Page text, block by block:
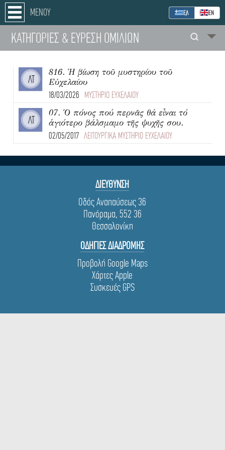
ΜΕΝΟΥ ΕΛ ΕΝ
ΚΑΤΗΓΟΡΙΕΣ & ΕΥΡΕΣΗ ΟΜΙΛΙΩΝ
ΛΤ
816. Ἡ βίωση τοῦ μυστηρίου τοῦ
Εὐχελαίου
18/03/2026
ΜΥΣΤΗΡΙΟ ΕΥΧΕΛΑΙΟΥ
ΛΤ
07. Ὁ πόνος πού περνᾶς θά εἶναι τό
ἁγιότερο βάλσμαμο τῆς ψυχῆς σου.
02/05/2017 ΛΕΙΤΟΥΡΓΙΚΑ ΜΥΣΤΗΡΙΟ ΕΥΧΕΛΑΙΟΥ
ΔΙΕΥΘΥΝΣΗ
Οδός Αναπαύσεως 36
Πανόραμα, 552 36
Θεσσαλονίκη
ΟΔΗΓΙΕΣ ΔΙΑΔΡΟΜΗΣ
Προβολή Google Maps
Χάρτες Apple
Συσκευές GPS